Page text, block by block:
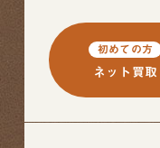
初めての方
ネット買取